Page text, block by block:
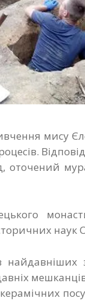
мису
оточений
наук